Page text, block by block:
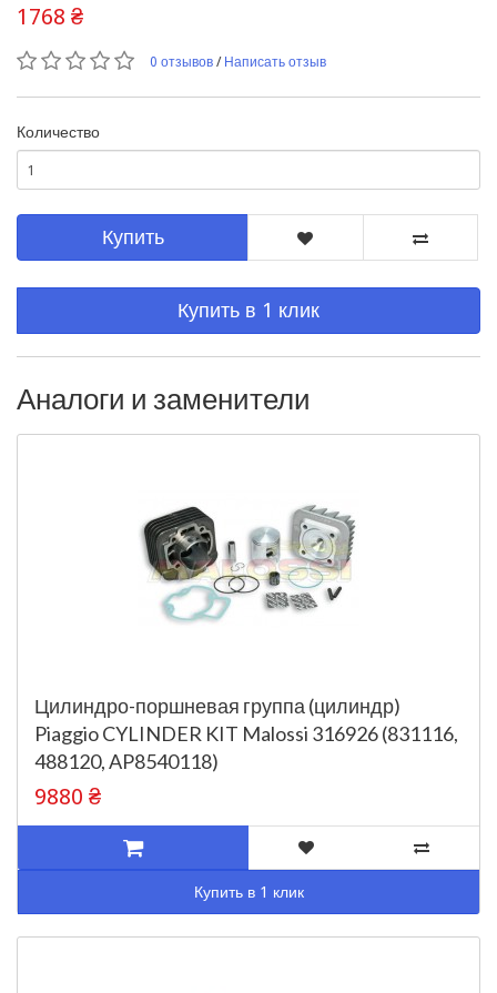
1768 ₴
0 отзывов / Написать отзыв
Количество
Купить
Купить в 1 клик
Аналоги и заменители
Цилиндро-поршневая группа (цилиндр)
Piaggio CYLINDER KIT Malossi 316926 (831116,
488120, AP8540118)
9880 ₴
Купить в 1 клик